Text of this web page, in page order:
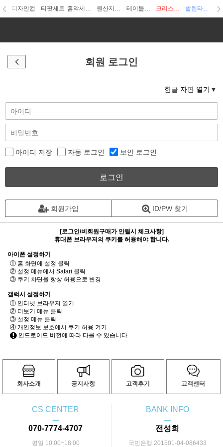
디자인컵 티팟세트 홈악세사리 원산지디자인 테이블웨어 크리스마스 발렌타인데이
회원 로그인
한글 자판 열기
아이디 저장 자동 로그인 보안 로그인
로그인
회원가입 ID/PW 찾기
[로그인/비회원구매가 안될시 체크사항]
휴대폰 브라우저의 쿠키를 허용해야 합니다.
아이폰 설정하기
① 홈 화면에 설정 클릭
② 설정 메뉴에서 Safari 클릭
③ 쿠키 차단을 항상 허용으로 변경
갤럭시 설정하기
① 인터넷 브라우저 열기
② 더보기 메뉴 클릭
③ 설정 메뉴 클릭
④ 개인정보 보호에서 쿠키 허용 켜기
안드로이드 버전에 따라 다를 수 있습니다.
회사소개 공지사항 고객후기 고객센터
CS CENTER
ㅡ
070-7774-4707
평일 10:00~18:00
BANK INFO
ㅡ
전성희
국민은행 201501-04-086433